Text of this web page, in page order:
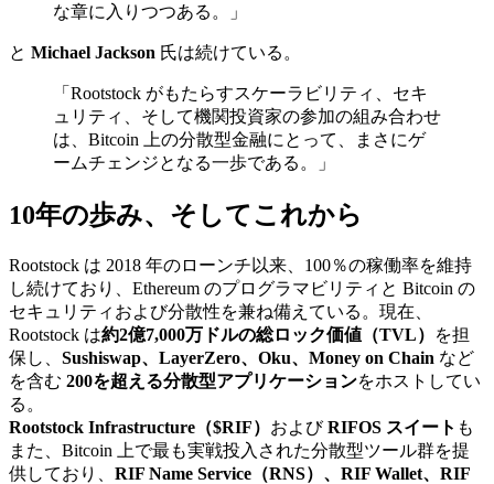
な章に入りつつある。」
と Michael Jackson 氏は続けている。
「Rootstock がもたらすスケーラビリティ、セキ
ュリティ、そして機関投資家の参加の組み合わせ
は、Bitcoin 上の分散型金融にとって、まさにゲ
ームチェンジとなる一歩である。」
10年の歩み、そしてこれから
Rootstock は 2018 年のローンチ以来、100％の稼働率を維持
し続けており、Ethereum のプログラマビリティと Bitcoin の
セキュリティおよび分散性を兼ね備えている。現在、
Rootstock は約2億7,000万ドルの総ロック価値（TVL）
を担
保し、 Sushiswap、LayerZero、Oku、Money on Chain など
を含む 200を超える分散型アプリケーションをホストしてい
る。
Rootstock Infrastructure（$RIF） およびRIFOS スイート も
また、Bitcoin 上で最も実戦投入された分散型ツール群を提
供しており、 RIF Name Service（RNS）、RIF Wallet、RIF